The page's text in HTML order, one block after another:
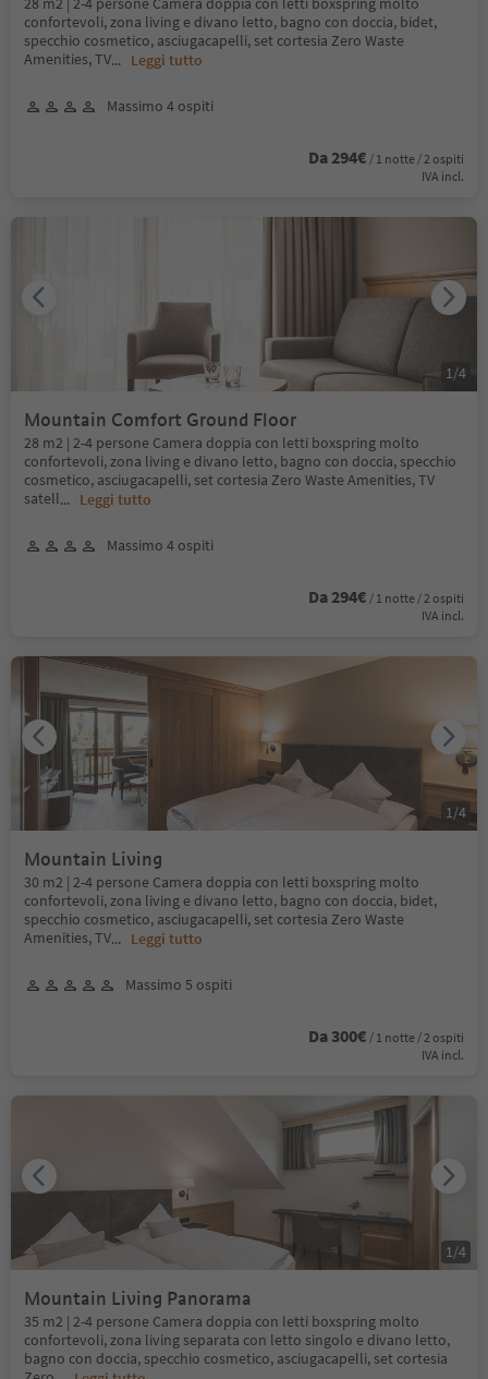
confortevoli, zona living e divano letto, bagno con doccia, bidet,
specchio cosmetico, asciugacapelli, set cortesia Zero Waste
Amenities, TV... Leggi tutto
Massimo 4 ospiti
Da 294€ / 1 notte / 2 ospiti
IVA incl.
Mountain Comfort Ground Floor
28 m2 | 2-4 persone Camera doppia con letti boxspring molto
confortevoli, zona living e divano letto, bagno con doccia, specchio
cosmetico, asciugacapelli, set cortesia Zero Waste Amenities, TV
satell... Leggi tutto
Massimo 4 ospiti
Da 294€ / 1 notte / 2 ospiti
IVA incl.
1/4
Mountain Living
30 m2 | 2-4 persone Camera doppia con letti boxspring molto
confortevoli, zona living e divano letto, bagno con doccia, bidet,
specchio cosmetico, asciugacapelli, set cortesia Zero Waste
Amenities, TV... Leggi tutto
Massimo 5 ospiti
Da 300€ / 1 notte / 2 ospiti
IVA incl.
1/4
Mountain Living Panorama
35 m2 | 2-4 persone Camera doppia con letti boxspring molto
confortevoli, zona living separata con letto singolo e divano letto,
bagno con doccia, specchio cosmetico, asciugacapelli, set cortesia
1/4